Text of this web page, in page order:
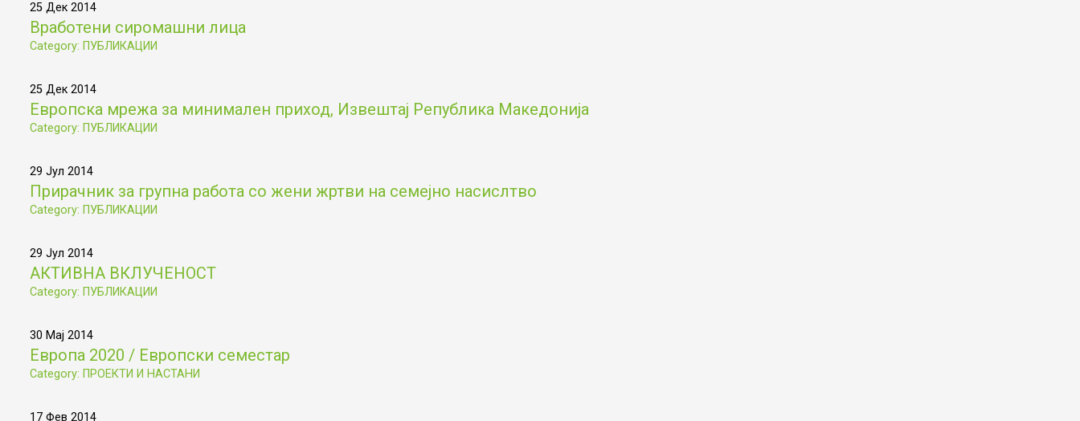
25 Дек 2014
Вработени сиромашни лица
Category: ПУБЛИКАЦИИ
25 Дек 2014
Европска мрежа за минимален приход, Извештај Република Македонија
Category: ПУБЛИКАЦИИ
29 Јул 2014
Прирачник за групна работа со жени жртви на семејно насислтво
Category: ПУБЛИКАЦИИ
29 Јул 2014
АКТИВНА ВКЛУЧЕНОСТ
Category: ПУБЛИКАЦИИ
30 Мај 2014
Европа 2020 / Европски семестар
Category: ПРОЕКТИ И НАСТАНИ
17 Фев 2014